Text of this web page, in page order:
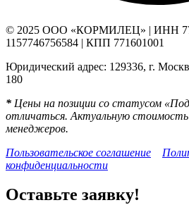
© 2025 ООО «КОРМИЛЕЦ» | ИНН
1157746756584 | КПП 771601001
Юридический адрес: 129336, г.
180
* Цены на позиции со статусом
отличаться. Актуальную
менеджеров.
Пользовательское соглашение
конфиденциальности
Оставьте заявку!